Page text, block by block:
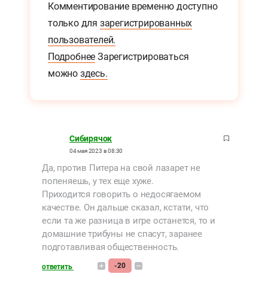
Комментирование временно доступно
только для зарегистрированных
пользователей.
Подробнее Зарегистрироваться
можно здесь.
Сибирячок
04 мая 2023 в 08:30
Да, против Питера на свой лазарет не
попеняешь, у тех еще хуже.
Приходится говорить о недосягаемом
качестве. Он дальше сказал, кстати, что
если та же разница в игре останется, то и
домашние трибуны не спасут, заранее
подготавливая общественность.
ответить -20